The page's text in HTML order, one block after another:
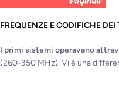
FREQUENZE E CODIFICHE
I primi sistemi operavano
(260-350 MHz). Vi è una